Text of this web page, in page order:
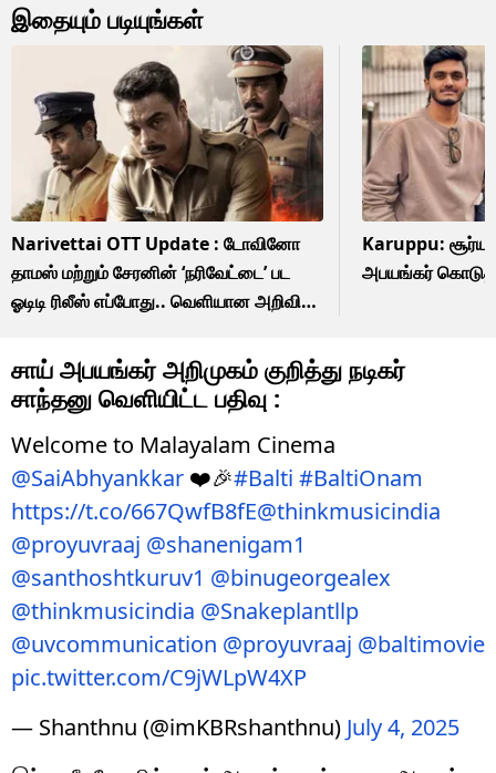
இதையும் படியுங்கள்
Narivettai OTT Update : டோவினோ
தாமஸ் மற்றும் சேரனின் ‘நரிவேட்டை’ பட
ஓடிடி ரிலீஸ் எப்போது.. வெளியான அறிவிப்பு
Karuppu:
அபயங்கர்
சாய் அபயங்கர் அறிமுகம் குறித்து நடிகர்
சாந்தனு வெளியிட்ட பதிவு :
Welcome to Malayalam Cinema
@SaiAbhyankkar ❤️🎉#Balti #BaltiOnam
https://t.co/667QwfB8fE@thinkmusicindia
@proyuvraaj @shanenigam1
@santhoshtkuruv1 @binugeorgealex
@thinkmusicindia @Snakeplantllp
@uvcommunication @proyuvraaj @baltimovie
pic.twitter.com/C9jWLpW4XP
— Shanthnu (@imKBRshanthnu) July 4, 2025